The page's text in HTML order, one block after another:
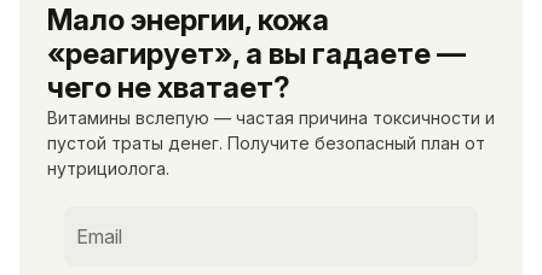
Мало энергии, кожа
«реагирует», а вы гадаете —
чего не хватает?
Витамины вслепую — частая причина токсичности и
пустой траты денег. Получите безопасный план от
нутрициолога.